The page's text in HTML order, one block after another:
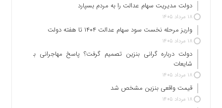
دولت مدیریت سهام عدالت را به مردم بسپارد
۱۸ مرداد ۱۴۰۵
واریز مرحله نخست سود سهام عدالت ۱۴۰۴ تا هفته دولت
۱۸ مرداد ۱۴۰۵
دولت درباره گرانی بنزین تصمیم گرفت؟ پاسخ مهاجرانی به
شایعات
۱۸ مرداد ۱۴۰۵
قیمت واقعی بنزین مشخص شد
۱۸ مرداد ۱۴۰۵